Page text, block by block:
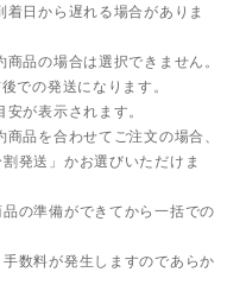
日から遅れる場合がありま
品の場合は選択できません。
での発送になります。
が表示されます。
品を合わせてご注文の場合、
発送」かお選びいただけま
の準備ができてから一括での
数料が発生しますのであらか